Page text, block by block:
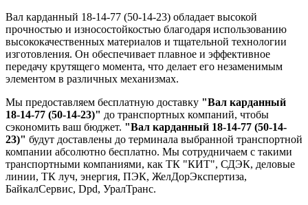
Вал карданный 18-14-77 (50-14-23) обладает высокой
прочностью и износостойкостью благодаря использованию
высококачественных материалов и тщательной технологии
изготовления. Он обеспечивает плавное и эффективное
передачу крутящего момента, что делает его незаменимым
элементом в различных механизмах.
Мы предоставляем бесплатную доставку "Вал карданный
18-14-77 (50-14-23)" до транспортных компаний, чтобы
сэкономить ваш бюджет. "Вал карданный 18-14-77 (50-14-
23)" будут доставлены до терминала выбранной транспортной
компании абсолютно бесплатно. Мы сотрудничаем с такими
транспортными компаниями, как ТК "КИТ", СДЭК, деловые
линии, ТК луч, энергия, ПЭК, ЖелДорЭкспертиза,
БайкалСервис, Dpd, УралТранс.